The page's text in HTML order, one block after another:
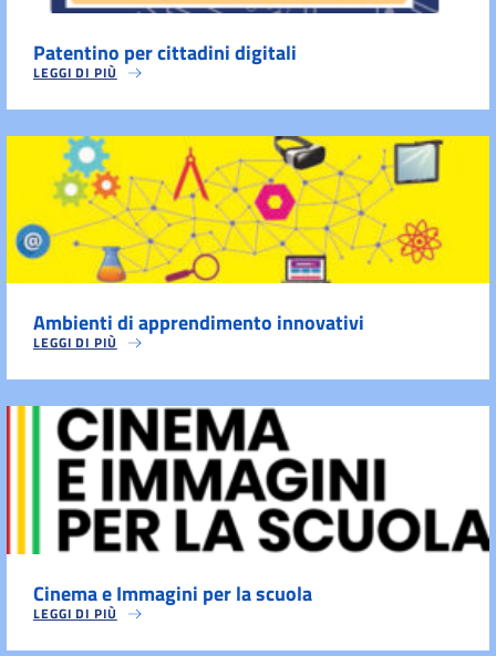
Patentino per cittadini digitali
LEGGI DI PIÙ
Ambienti di apprendimento innovativi
LEGGI DI PIÙ
Cinema e Immagini per la scuola
LEGGI DI PIÙ